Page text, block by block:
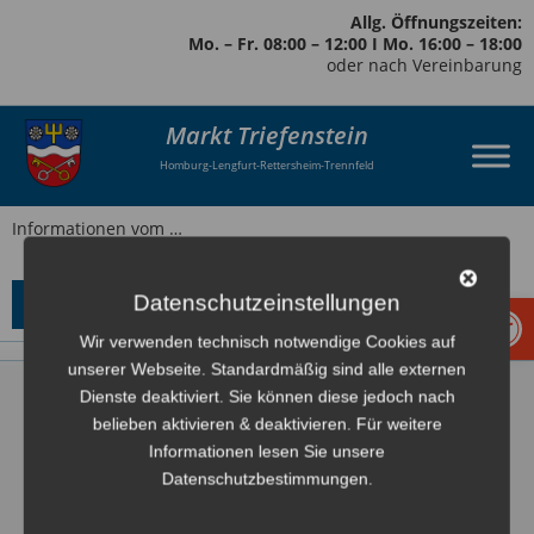
Allg. Öffnungszeiten:
Mo. – Fr. 08:00 – 12:00 I Mo. 16:00 – 18:00
oder nach Vereinbarung
Markt Triefenstein
Homburg-Lengfurt-Rettersheim-Trennfeld
Informationen vom …
Download
Markt Triefenstein
Datenschutzeinstellungen
Wir verwenden technisch notwendige Cookies auf
unserer Webseite. Standardmäßig sind alle externen
Dienste deaktiviert. Sie können diese jedoch nach
belieben aktivieren & deaktivieren. Für weitere
Informationen lesen Sie unsere
Datenschutzbestimmungen.